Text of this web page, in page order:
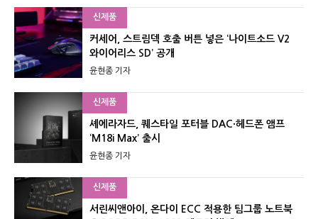
신제품
커세어, 스트림덱 호출 버튼 넣은 ‘나이트소드 V2
와이어리스 SD’ 공개
윤현종 기자
신제품
셰에라자드, 퀘스타일 포터블 DAC·헤드폰 앰프
‘M18i Max’ 출시
윤현종 기자
신제품
서린씨앤아이, 온다이 ECC 적용한 팀그룹 노트북